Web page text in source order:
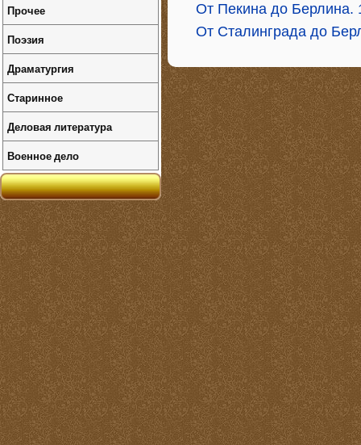
От Пекина до Берлина.
От Сталинграда до
Прочее
Поэзия
Драматургия
Старинное
Деловая литература
Военное дело